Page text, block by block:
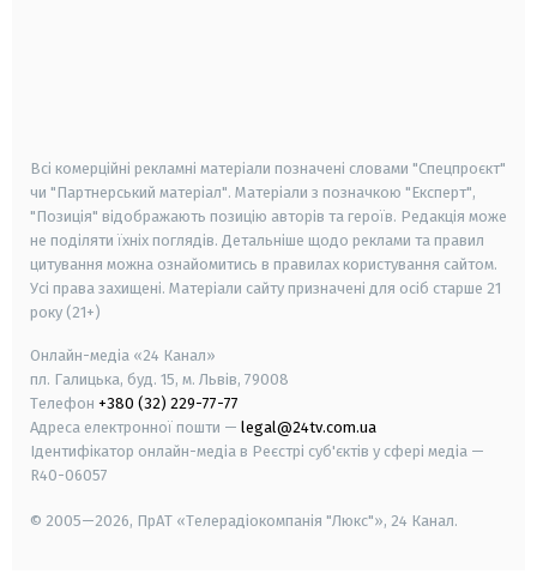
Всі комерційні рекламні матеріали позначені словами "Спецпроєкт"
чи "Партнерський матеріал". Матеріали з позначкою "Експерт",
"Позиція" відображають позицію авторів та героїв. Редакція може
не поділяти їхніх поглядів. Детальніше щодо реклами та правил
цитування можна ознайомитись в правилах користування сайтом.
Усі права захищені. Матеріали сайту призначені для осіб старше 21
року (21+)
Онлайн-медіа «24 Канал»
пл. Галицька, буд. 15, м. Львів, 79008
Телефон +380 (32) 229-77-77
Адреса електронної пошти — legal@24tv.com.ua
Ідентифікатор онлайн-медіа в Реєстрі суб'єктів у сфері медіа —
R40-06057
© 2005—2026, ПрАТ «Телерадіокомпанія "Люкс"», 24 Канал.